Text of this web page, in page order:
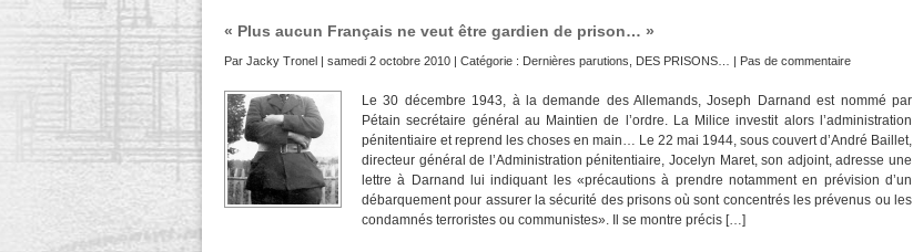
« Plus aucun Français ne veut être gardien de prison… »
Par Jacky Tronel | samedi 2 octobre 2010 | Catégorie : Dernières parutions DES PRISONS… | Pas de commentaire
Le 30 décembre 1943, à la demande des Allemands, Joseph Darnand est nommé par
Pétain secrétaire général au Maintien de l’ordre. La Milice investit alors l’administration
pénitentiaire et reprend les choses en main… Le 22 mai 1944, sous couvert d’André Baillet,
directeur général de l’Administration pénitentiaire, Jocelyn Maret, son adjoint, adresse une
lettre à Darnand lui indiquant les «précautions à prendre notamment en prévision d’un
débarquement pour assurer la sécurité des prisons où sont concentrés les prévenus ou les
condamnés terroristes ou communistes». Il se montre précis […]